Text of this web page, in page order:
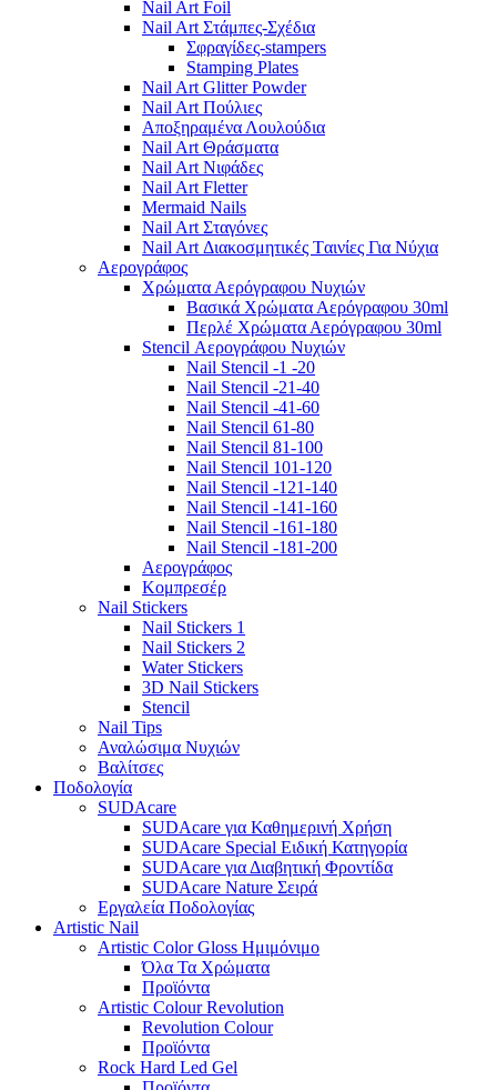
Nail Art Foil
Nail Art Στάμπες-Σχέδια
Σφραγίδες-stampers
Stamping Plates
Nail Art Glitter Powder
Nail Art Πούλιες
Αποξηραμένα Λουλούδια
Nail Art Θράσματα
Nail Art Νιφάδες
Nail Art Fletter
Mermaid Nails
Nail Art Σταγόνες
Nail Art Διακοσμητικές Tαινίες Για Νύχια
Αερογράφος
Χρώματα Αερόγραφου Νυχιών
Βασικά Χρώματα Αερόγραφου 30ml
Περλέ Χρώματα Αερόγραφου 30ml
Stencil Αερογράφου Νυχιών
Nail Stencil -1 -20
Nail Stencil -21-40
Nail Stencil -41-60
Nail Stencil 61-80
Nail Stencil 81-100
Nail Stencil 101-120
Nail Stencil -121-140
Nail Stencil -141-160
Nail Stencil -161-180
Nail Stencil -181-200
Αερογράφoς
Κομπρεσέρ
Nail Stickers
Nail Stickers 1
Nail Stickers 2
Water Stickers
3D Nail Stickers
Stencil
Nail Tips
Αναλώσιμα Νυχιών
Βαλίτσες
Ποδολογία
SUDAcare
SUDAcare για Καθημερινή Χρήση
SUDAcare Special Ειδική Κατηγορία
SUDAcare για Διαβητική Φροντίδα
SUDAcare Nature Σειρά
Εργαλεία Ποδολογίας
Artistic Nail
Artistic Color Gloss Ημιμόνιμο
Όλα Τα Χρώματα
Προϊόντα
Artistic Colour Revolution
Revolution Colour
Προϊόντα
Rock Hard Led Gel